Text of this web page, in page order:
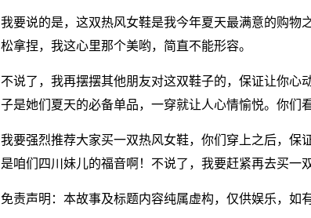
我要说的是，这双热风女鞋是我今年夏天最满意的购
松拿捏，我这心里那个美哟，简直不能形容。
不说了，我再摆摆其他朋友对这双鞋子的，保证让你
子是她们夏天的必备单品，一穿就让人心情愉悦。你们
我要强烈推荐大家买一双热风女鞋，你们穿上之后，保
是咱们四川妹儿的福音啊！不说了，我要赶紧再去买一
免责声明：本故事及标题内容纯属虚构，仅供娱乐，如